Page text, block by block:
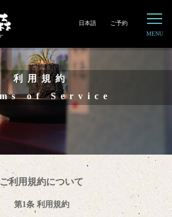
ご予約
日本語
利用規約
of Service
ご利用規約について
第1条 利用規約